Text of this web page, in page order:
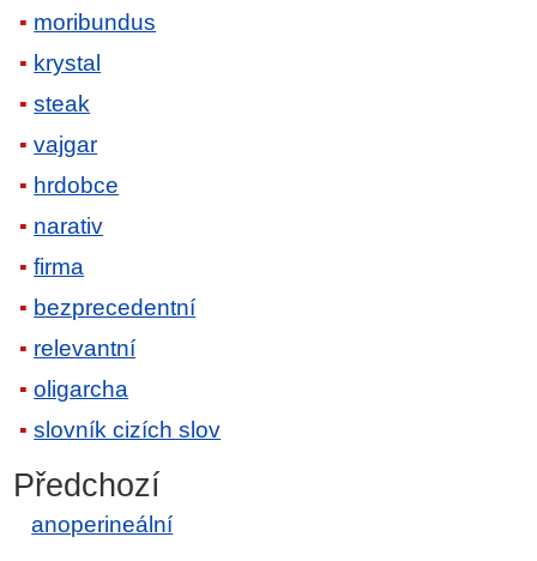
moribundus
krystal
steak
vajgar
hrdobce
narativ
firma
bezprecedentní
relevantní
oligarcha
slovník cizích slov
Předchozí
anoperineální